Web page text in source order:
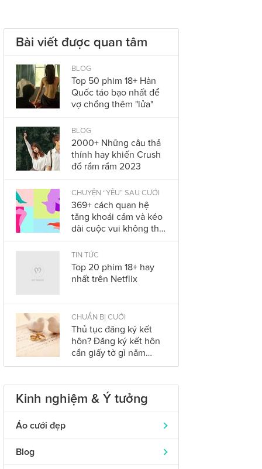
Bài viết được quan tâm
BLOG
Top 50 phim 18+ Hàn
Quốc táo bạo nhất để
vợ chồng thêm "lửa"
BLOG
2000+ Những câu thả
thính hay khiến Crush
đổ rầm rầm 2023
CHUYỆN “YÊU” SAU CƯỚI
369+ cách quan hệ
tăng khoái cảm và kéo
dài cuộc vui không thể
2023
TIN TỨC
Top 20 phim 18+ hay
nhất trên Netflix
CHUẨN BỊ CƯỚI
Thủ tục đăng ký kết
hôn? Đăng ký kết hôn
cần giấy tờ gì năm
2023?
Kinh nghiệm & Ý tưởng
Áo cưới đẹp
Áo dài cưới
319
Blog